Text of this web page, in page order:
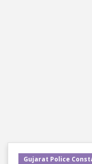
Gujarat Police